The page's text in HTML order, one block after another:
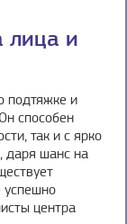
лица и
подтяжке и
способен
так и с ярко
даря шанс на
успешно
центра